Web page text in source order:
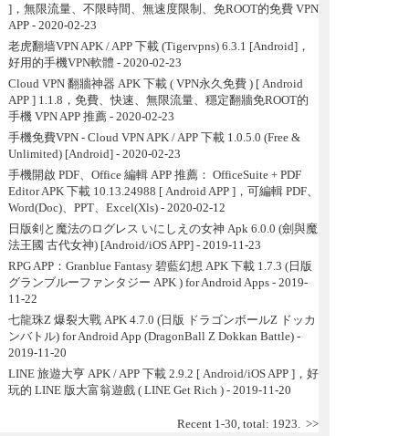
]，無限流量、不限時間、無速度限制、免ROOT的免費 VPN
APP- 2020-02-23
老虎翻墙VPN APK / APP 下載 (Tigervpns) 6.3.1 [Android]，
好用的手機VPN軟體 - 2020-02-23
Cloud VPN 翻牆神器 APK 下載 ( VPN永久免費 ) [ Android
APP ] 1.1.8，免費、快速、無限流量、穩定翻牆免ROOT的
手機 VPN APP 推薦- 2020-02-23
手機免費VPN - Cloud VPN APK / APP 下載 1.0.5.0 (Free &
Unlimited) [Android]- 2020-02-23
手機開啟 PDF、Office 編輯 APP 推薦： OfficeSuite + PDF
Editor APK 下載 10.13.24988 [ Android APP ]，可編輯 PDF、
Word(Doc)、PPT、Excel(Xls)- 2020-02-12
日版剣と魔法のログレス いにしえの女神 Apk 6.0.0 (劍與魔
法王國 古代女神) [Android/iOS APP]- 2019-11-23
RPG APP：Granblue Fantasy 碧藍幻想 APK 下載 1.7.3 (日版
グランブルーファンタジー APK ) for Android Apps - 2019-
11-22
七龍珠Z 爆裂大戰 APK 4.7.0 (日版 ドラゴンボールZ ドッカ
ンバトル) for Android App (DragonBall Z Dokkan Battle)-
2019-11-20
LINE 旅遊大亨 APK / APP 下載 2.9.2 [ Android/iOS APP ]，好
玩的 LINE 版大富翁遊戲 ( LINE Get Rich )- 2019-11-20
Recent 1-30, total: 1923. >>